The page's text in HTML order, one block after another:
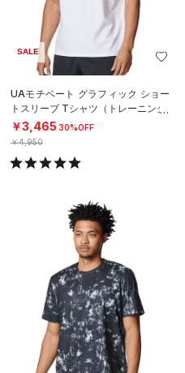
SALE
UAモチベート グラフィック ショー
トスリーブ Tシャツ（トレーニング/
MEN）
￥3,465 30%OFF
￥4,950